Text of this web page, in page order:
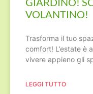
VOLANTINO!
Trasforma il tuo
comfort! L’estate è
vivere appieno gli
LEGGI TUTTO